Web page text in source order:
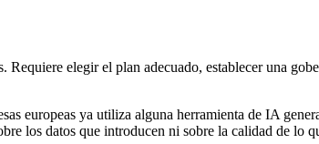
elegir el plan adecuado, establecer una
europeas ya utiliza alguna herramienta de IA
los datos que introducen ni sobre la calidad de lo